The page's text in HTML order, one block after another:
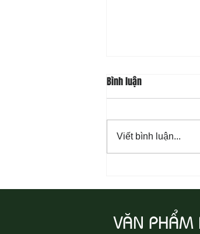
Khổ
Bình luận
Viết bình luận...
VĂN